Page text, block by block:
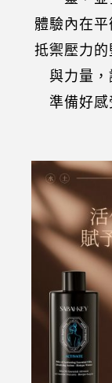
體驗內在
抵禦壓力
與力量，
準備好感